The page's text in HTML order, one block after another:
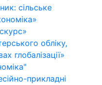
сільське
обліку,
глобалізації»
прикладні